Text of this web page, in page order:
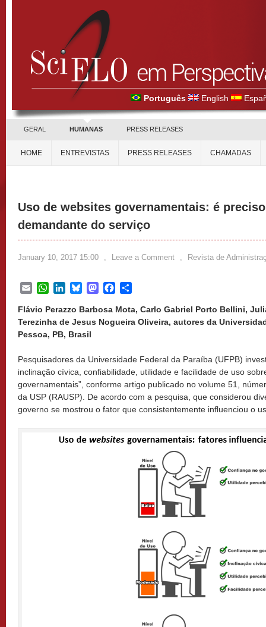
Português English
GERAL HUMANAS PRESS RELEASES
HOME ENTREVISTAS PRESS RELEASES CHAMADAS
Uso de websites governamentais: é
demandante do serviço
January 10, 2017 15:00 , Leave a Comment , Revista de
EmailWhatsApp
LinkedInBlueskyMastodonFacebook
Flávio Perazzo Barbosa Mota, Carlo Gabriel Porto Bellini,
Terezinha de Jesus Nogueira Oliveira, autores da
Pessoa, PB, Brasil
Pesquisadores da Universidade Federal da Paraíba (UFPB)
inclinação cívica, confiabilidade, utilidade e facilidade de uso
governamentais”, conforme artigo publicado no volume 51,
da USP (RAUSP). De acordo com a pesquisa, que considerou
governo se mostrou o fator que consistentemente influenciou o